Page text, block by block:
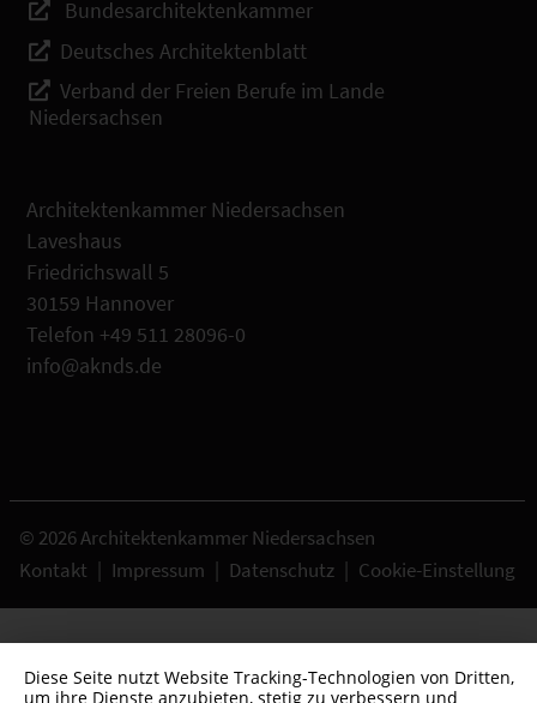
Bundesarchitektenkammer
Deutsches Architektenblatt
Verband der Freien Berufe im Lande
Niedersachsen
Architektenkammer Niedersachsen
Laveshaus
Friedrichswall 5
30159 Hannover
Telefon +49 511 28096-0
info@aknds.de
© 2026 Architektenkammer Niedersachsen
Kontakt | Impressum | Datenschutz | Cookie-Einstellung
Diese Seite nutzt Website Tracking-Technologien von Dritten,
um ihre Dienste anzubieten, stetig zu verbessern und